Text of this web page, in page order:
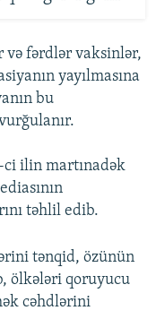
və fərdlər vaksinlər,
yayılmasına
bu
ci ilin martınadək
təhlil edib.
tənqid, özünün
ölkələri qoruyucu
cəhdlərini